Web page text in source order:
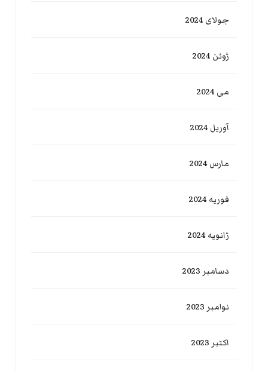
جولای 2024
ژوئن 2024
می 2024
آوریل 2024
مارس 2024
فوریه 2024
ژانویه 2024
دسامبر 2023
نوامبر 2023
اکتبر 2023